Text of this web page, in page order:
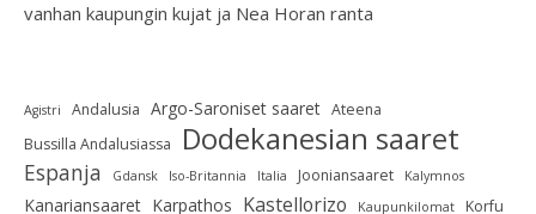
vanhan kaupungin kujat ja Nea Horan ranta
Agistri Andalusia Argo-Saroniset saaret Ateena
Bussilla Andalusiassa
Dodekanesian saaret
Espanja Gdansk Iso-Britannia Italia Jooniansaaret Kalymnos
Kanariansaaret Karpathos Kastellorizo Kaupunkilomat Korfu